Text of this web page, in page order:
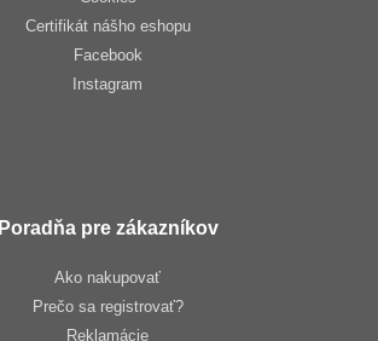
Certifikát nášho eshopu
Facebook
Instagram
Poradňa pre zákazníkov
Ako nakupovať
Prečo sa registrovať?
Reklamácie